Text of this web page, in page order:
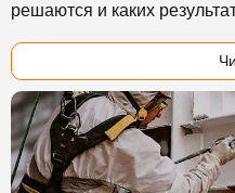
решаются и каких